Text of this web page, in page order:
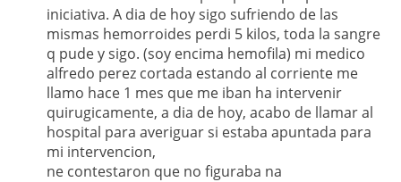
iniciativa. A dia de hoy sigo sufriendo de las
mismas hemorroides perdi 5 kilos, toda la sangre
q pude y sigo. (soy encima hemofila) mi medico
alfredo perez cortada estando al corriente me
llamo hace 1 mes que me iban ha intervenir
quirugicamente, a dia de hoy, acabo de llamar al
hospital para averiguar si estaba apuntada para
mi intervencion,
ne contestaron que no figuraba na